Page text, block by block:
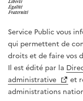
Service Public vous
qui permettent de
droits et de faire vos
Il est édité par la
administrative
et
administrations